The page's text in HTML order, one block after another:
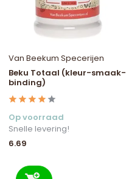
Van Beekum Specerijen
Beku Totaal (kleur-smaak-
binding)
Op voorraad
Snelle levering!
6.69